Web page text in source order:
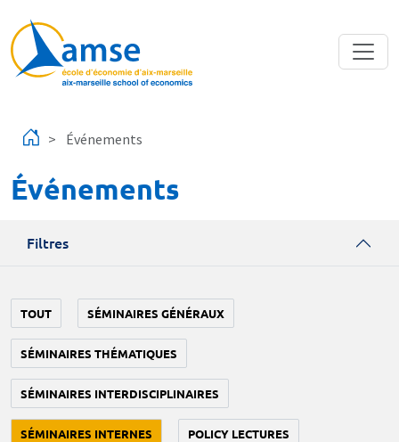
Événements
Événements
Filtres
TOUT SÉMINAIRES GÉNÉRAUX
SÉMINAIRES THÉMATIQUES
SÉMINAIRES INTERDISCIPLINAIRES
SÉMINAIRES INTERNES POLICY LECTURES